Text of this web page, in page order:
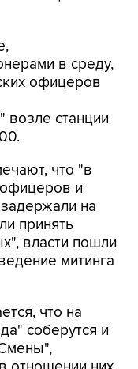
в среду,
офицеров
возле станции
что "в
офицеров и
на
принять
власти пошли
митинга
что на
соберутся и